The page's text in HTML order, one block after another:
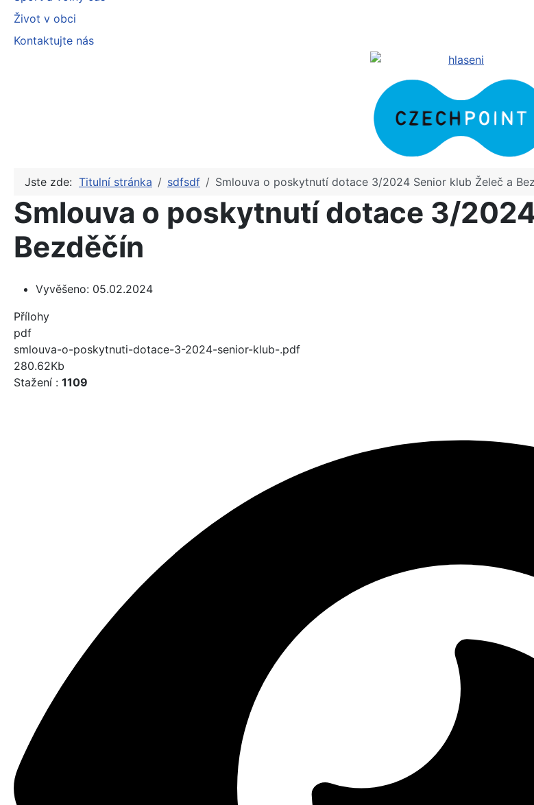
Život v obci
Kontaktujte nás
Jste zde: Titulní stránka sdfsdf Smlouva o poskytnutí dotace 3/2024 Senior klub Želeč a
Smlouva o poskytnutí dotace 3/
Bezděčín
Vyvěšeno: 05.02.2024
Přílohy
pdf
smlouva-o-poskytnuti-dotace-3-2024-senior-klub-.pdf
280.62Kb
Stažení : 1109